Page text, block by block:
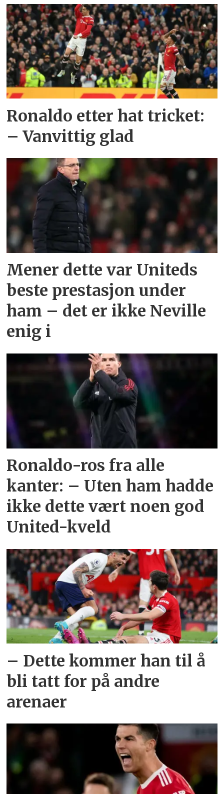
Ronaldo etter hat tricket:
– Vanvittig glad
Mener dette var Uniteds
beste prestasjon under
ham – det er ikke Neville
enig i
Ronaldo-ros fra alle
kanter: – Uten ham hadde
ikke dette vært noen god
United-kveld
– Dette kommer han til å
bli tatt for på andre
arenaer